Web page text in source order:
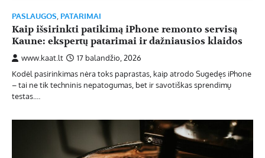
PASLAUGOS PATARIMAI
Kaip išsirinkti patikimą iPhone remonto servisą
Kaune: ekspertų patarimai ir dažniausios klaidos
www.kaat.lt
17 balandžio, 2026
Kodėl pasirinkimas nėra toks paprastas, kaip atrodo Sugedęs iPhone
– tai ne tik techninis nepatogumas, bet ir savotiškas sprendimų
testas.…